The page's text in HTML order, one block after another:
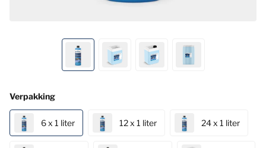
Verpakking
6 x 1 liter 12 x 1 liter 24 x 1 liter